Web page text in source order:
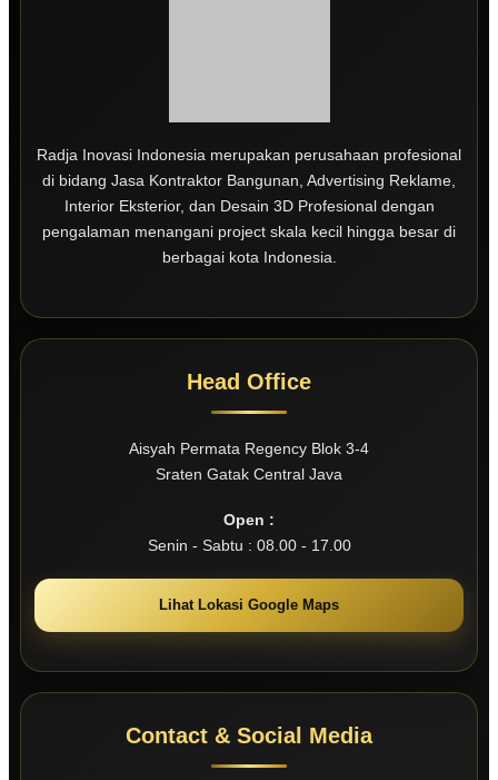
Radja Inovasi Indonesia merupakan perusahaan profesional
di bidang Jasa Kontraktor Bangunan, Advertising Reklame,
Interior Eksterior, dan Desain 3D Profesional dengan
pengalaman menangani project skala kecil hingga besar di
berbagai kota Indonesia.
Head Office
Aisyah Permata Regency Blok 3-4
Sraten Gatak Central Java
Open :
Senin - Sabtu : 08.00 - 17.00
Lihat Lokasi Google Maps
Contact & Social Media